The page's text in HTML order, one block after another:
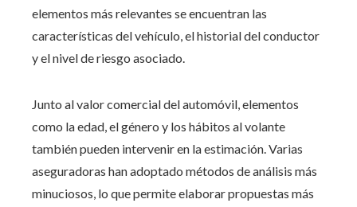
elementos más relevantes se encuentran las
características del vehículo, el historial del conductor
y el nivel de riesgo asociado.
Junto al valor comercial del automóvil, elementos
como la edad, el género y los hábitos al volante
también pueden intervenir en la estimación. Varias
aseguradoras han adoptado métodos de análisis más
minuciosos, lo que permite elaborar propuestas más